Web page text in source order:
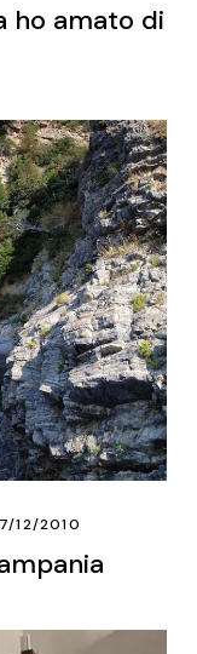
ho amato di
12/2010